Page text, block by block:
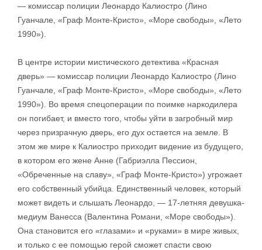
— комиссар полиции Леонардо Калиостро (Лино
Гуанчале, «Граф Монте-Кристо», «Море свободы», «Лето
1990»).
В центре истории мистического детектива «Красная
дверь» — комиссар полиции Леонардо Калиостро (Лино
Гуанчале, «Граф Монте-Кристо», «Море свободы», «Лето
1990»). Во время спецоперации по поимке наркодилера
он погибает, и вместо того, чтобы уйти в загробный мир
через призрачную дверь, его дух остается на земле. В
этом же мире к Калиостро приходит видение из будущего,
в котором его жене Анне (Габриэлла Пессион,
«Обреченные на славу», «Граф Монте-Кристо») угрожает
его собственный убийца. Единственный человек, который
может видеть и слышать Леонардо, — 17-летняя девушка-
медиум Ванесса (Валентина Романи, «Море свободы»).
Она становится его «глазами» и «руками» в мире живых,
и только с ее помощью герой сможет спасти свою